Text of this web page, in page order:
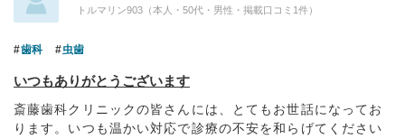
トルマリン903（本人・50代・男性・掲載口コミ1件）
歯科 虫歯
いつもありがとうございます
斎藤歯科クリニックの皆さんには、とてもお世話になってお
ります。いつも温かい対応で診療の不安を和らげてください